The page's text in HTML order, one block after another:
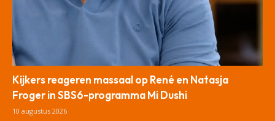
Kijkers reageren massaal op René en Natasja
Froger in SBS6-programma Mi Dushi
10 augustus 2026